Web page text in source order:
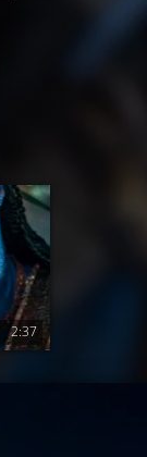
2:37